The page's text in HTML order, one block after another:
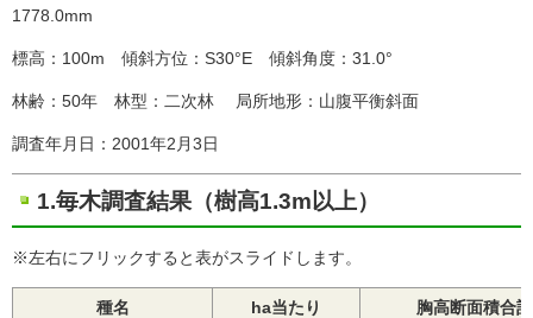
1778.0mm
標高：100m 傾斜方位：S30°E 傾斜角度：31.0°
林齢：50年 林型：二次林 局所地形：山腹平衡斜面
調査年月日：2001年2月3日
1.毎木調査結果（樹高1.3m以上）
※左右にフリックすると表がスライドします。
種名 ha当たり 胸高断面積合計